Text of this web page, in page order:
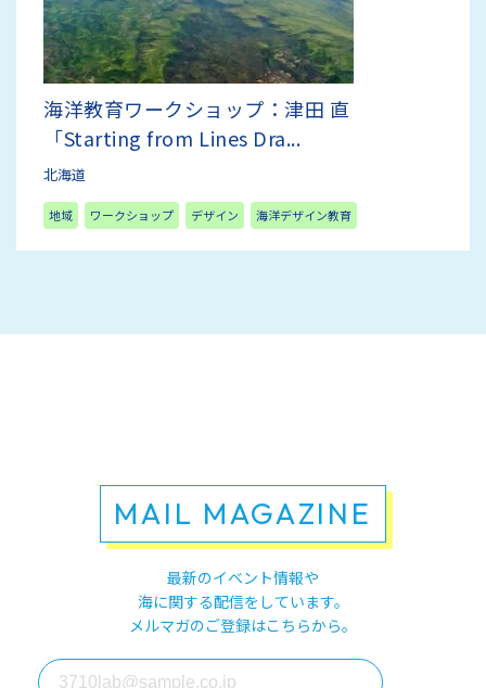
海洋教育ワークショップ：津田 直
「Starting from Lines Dra...
北海道
地域 ワークショップ デザイン 海洋デザイン教育
MAIL MAGAZINE
最新のイベント情報や
海に関する配信をしています。
メルマガのご登録はこちらから。